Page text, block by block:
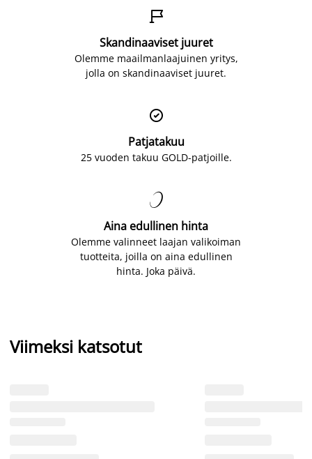

Skandinaaviset juuret
Olemme maailmanlaajuinen yritys,
jolla on skandinaaviset juuret.

Patjatakuu
25 vuoden takuu GOLD-patjoille.

Aina edullinen hinta
Olemme valinneet laajan valikoiman
tuotteita, joilla on aina edullinen
hinta. Joka päivä.
Viimeksi katsotut